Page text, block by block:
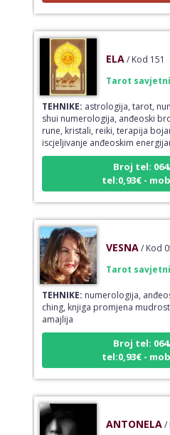
ELA / Kod 151
Tarot
TEHNIKE: astrologija, tarot,
shui numerologija, anđeoski
rune, kristali, reiki, terapija
iscjeljivanje anđeoskim
Broj tel:
tel:0,93€ -
VESNA / Kod
Tarot
TEHNIKE: numerologija,
ching, knjiga promjena
amajlija
Broj tel:
tel:0,93€ -
ANTONELA /